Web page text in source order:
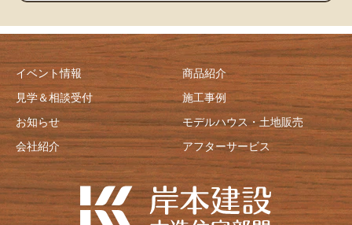
イベント情報
見学＆相談受付
お知らせ
会社紹介
商品紹介
施工事例
モデルハウス・土地販売
アフターサービス